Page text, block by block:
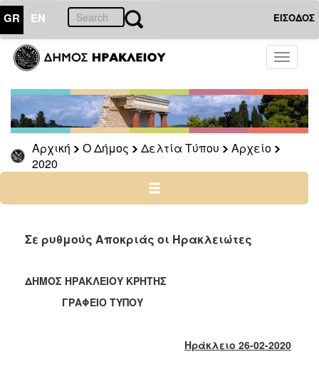
GR EN ΕΙΣΟΔΟΣ
Toggle
Αρχική Ο Δήμος Δελτία Τύπου
Αρχείο
2020
ΔΗΜΟΣ
Δελτία
Τύπου
Αρχείο
2026
2025
2022
2020
2019
Σε ρυθμούς Αποκριάς οι Ηρακλειώτες
ΔΗΜΟΣ ΗΡΑΚΛΕΙΟΥ ΚΡΗΤΗΣ
ΓΡΑΦΕΙΟ ΤΥΠΟΥ
Ηράκλειο 26-02-2020